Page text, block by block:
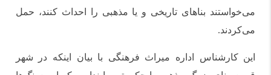
می‌خواستند بناهای تاریخی و یا مذهبی را احداث کنند، حمل
می‌کردند.
این کارشناس اداره میراث فرهنگی با بیان اینکه در شهر